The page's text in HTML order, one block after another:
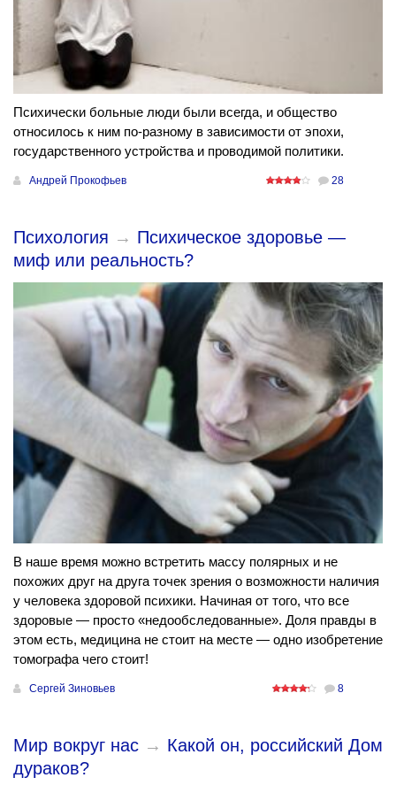
Психически больные люди были всегда, и общество
относилось к ним по-разному в зависимости от эпохи,
государственного устройства и проводимой политики.
Андрей Прокофьев 28
Психология → Психическое здоровье —
миф или реальность?
В наше время можно встретить массу полярных и не
похожих друг на друга точек зрения о возможности наличия
у человека здоровой психики. Начиная от того, что все
здоровые — просто «недообследованные». Доля правды в
этом есть, медицина не стоит на месте — одно изобретение
томографа чего стоит!
Сергей Зиновьев 8
Мир вокруг нас → Какой он, российский Дом
дураков?